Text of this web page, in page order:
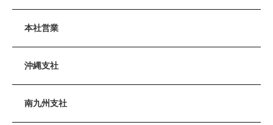
本社営業
沖縄支社
南九州支社